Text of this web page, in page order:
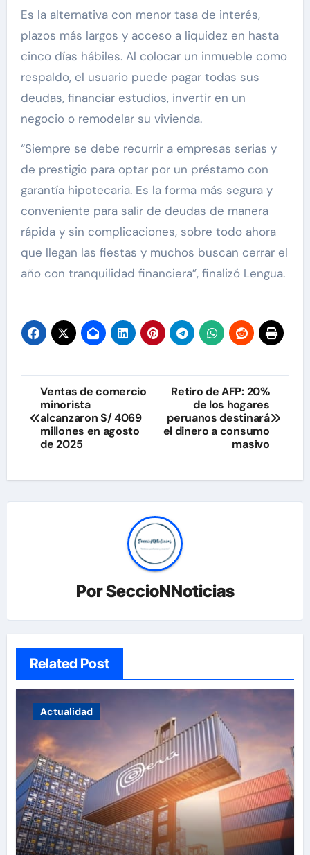
Es la alternativa con menor tasa de interés,
plazos más largos y acceso a liquidez en hasta
cinco días hábiles. Al colocar un inmueble como
respaldo, el usuario puede pagar todas sus
deudas, financiar estudios, invertir en un
negocio o remodelar su vivienda.
“Siempre se debe recurrir a empresas serias y
de prestigio para optar por un préstamo con
garantía hipotecaria. Es la forma más segura y
conveniente para salir de deudas de manera
rápida y sin complicaciones, sobre todo ahora
que llegan las fiestas y muchos buscan cerrar el
año con tranquilidad financiera”, finalizó Lengua.
Navegación
de
entradas
Ventas de comercio
minorista
alcanzaron S/ 4069
millones en agosto
de 2025
Retiro de AFP: 20%
de los hogares
peruanos destinará
el dinero a consumo
masivo
PorSeccioNNoticias
Related Post
Actualidad